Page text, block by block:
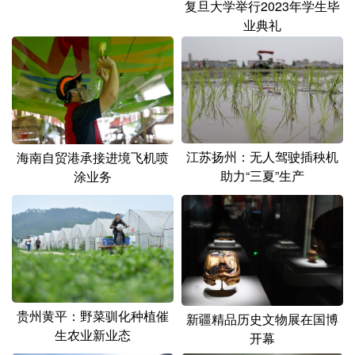
复旦大学举行2023年学生毕
业典礼
海南自贸港承接进境飞机喷
涂业务
江苏扬州：无人驾驶插秧机
助力“三夏”生产
贵州黄平：野菜驯化种植催
生农业新业态
新疆精品历史文物展在国博
开幕